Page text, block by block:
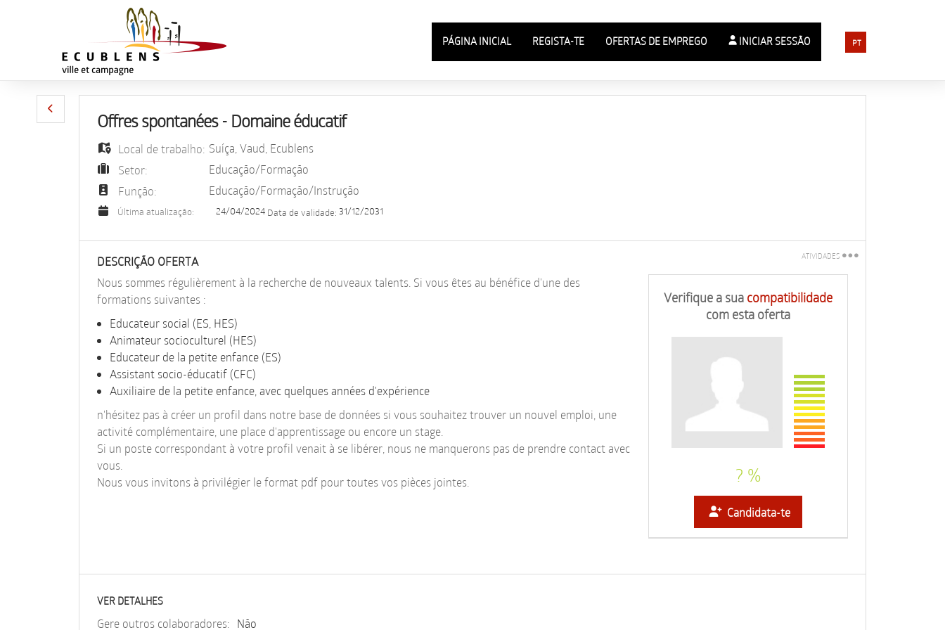
PÁGINA INICIAL REGISTA-TE OFERTAS DE EMPREGO INICIAR SESSÃO PT
Offres spontanées - Domaine éducatif
Local de trabalho: Suíça Vaud Ecublens
Setor:
Educação/Formação
Função:
Educação/Formação/Instrução
Última atualização: 24/04/2024 Data de validade: 31/12/2031
ATIVIDADES
Imprimir
Partilha com um
amigo
DESCRIÇÃO OFERTA
Verifique a sua compatibilidade
com esta oferta
? %
Candidata-te
Nous sommes régulièrement à la recherche de nouveaux talents. Si vous êtes au bénéfice d'une des
formations suivantes :
Educateur social (ES, HES)
Animateur socioculturel (HES)
Educateur de la petite enfance (ES)
Assistant socio-éducatif (CFC)
Auxiliaire de la petite enfance, avec quelques années d'expérience
n'hésitez pas à créer un profil dans notre base de données si vous souhaitez trouver un nouvel emploi, une
activité complémentaire, une place d'apprentissage ou encore un stage.
Si un poste correspondant à votre profil venait à se libérer, nous ne manquerons pas de prendre contact avec
vous.
Nous vous invitons à privilégier le format pdf pour toutes vos pièces jointes.
VER DETALHES
Gere outros colaboradores: Não